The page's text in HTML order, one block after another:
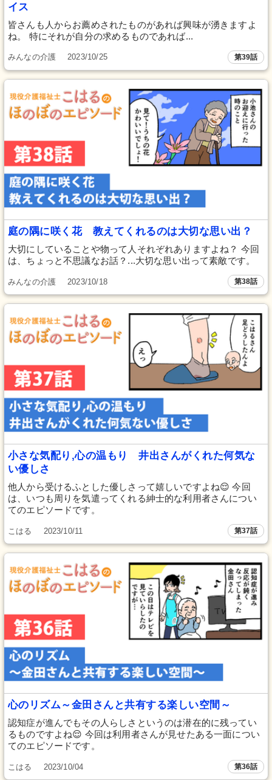
イス
皆さんも人からお薦めされたものがあれば興味が湧きますよ
ね。 特にそれが自分の求めるものであれば...
みんなの介護 2023/10/25 第39話
庭の隅に咲く花 教えてくれるのは大切な思い出？
大切にしていることや物って人それぞれありますよね？ 今回
は、ちょっと不思議なお話？...大切な思い出って素敵です。
みんなの介護 2023/10/18 第38話
小さな気配り,心の温もり 井出さんがくれた何気な
い優しさ
他人から受けるふとした優しさって嬉しいですよね😌 今回
は、いつも周りを気遣ってくれる紳士的な利用者さんについ
てのエピソードです。
こはる 2023/10/11 第37話
心のリズム～金田さんと共有する楽しい空間～
認知症が進んでもその人らしさというのは潜在的に残ってい
るものですよね😌 今回は利用者さんが見せたある一面につい
てのエピソードです。
こはる 2023/10/04 第36話